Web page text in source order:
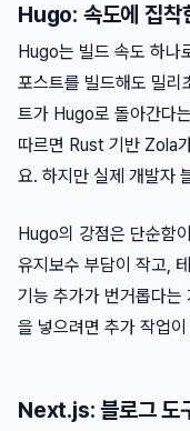
Hugo: 속도에 집착
Hugo는 빌드 속도 하나
포스트를 빌드해도 밀
트가 Hugo로 돌아간다
따르면 Rust 기반 Zola
요. 하지만 실제 개발자
Hugo의 강점은 단순함
유지보수 부담이 작고,
기능 추가가 번거롭다
을 넣으려면 추가 작업
Next.js: 블로그 도